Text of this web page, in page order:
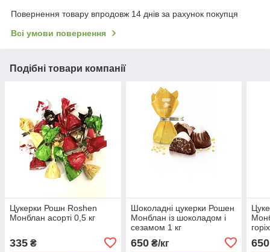
Повернення товару впродовж 14 днів за рахунок покупця
Всі умови повернення
Подібні товари компанії
Цукерки Рошн Roshen
Монблан асорті 0,5 кг
335 ₴
Шоколадні цукерки Рошен
Монблан із шоколадом і
сезамом 1 кг
650₴/кг 650